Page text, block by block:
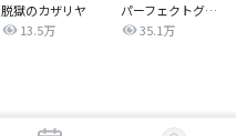
脱獄のカザリヤ
13.5万
パーフェクトグリッター
35.1万